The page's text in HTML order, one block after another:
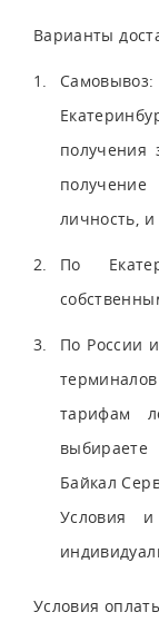
Варианты
получения
личность, и
По
По России
тарифам
Байкал
Условия и
Условия